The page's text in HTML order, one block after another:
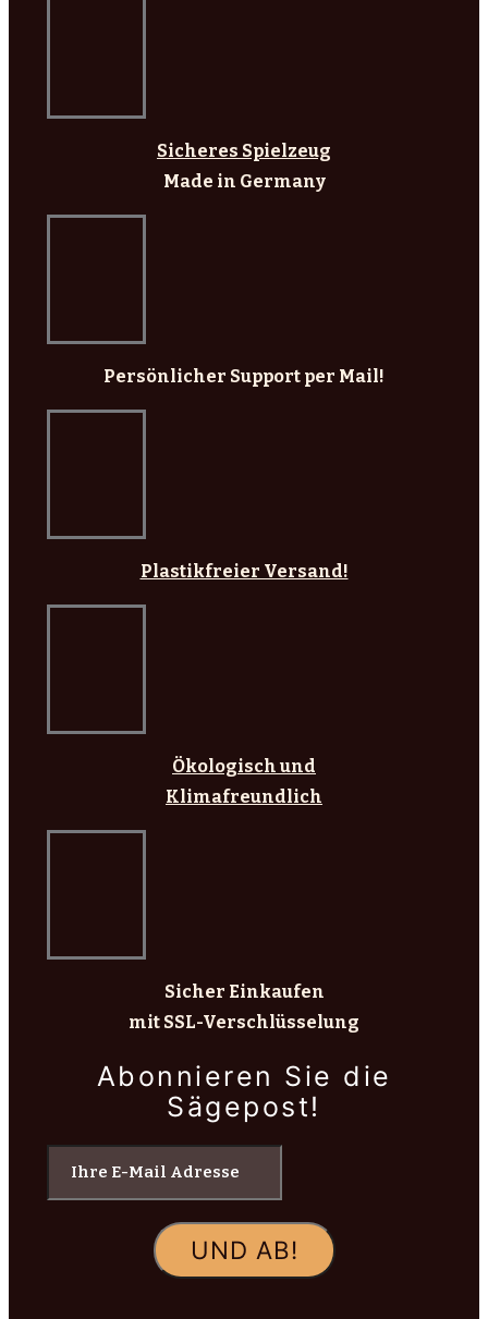
Sicheres Spielzeug
Made in Germany
Persönlicher Support per Mail!
Plastikfreier Versand!
Ökologisch und
Klimafreundlich
Sicher Einkaufen
mit SSL-Verschlüsselung
Abonnieren Sie die
Sägepost!